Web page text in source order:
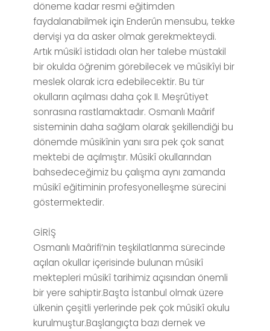
döneme kadar resmi eğitimden
faydalanabilmek için Enderûn mensubu, tekke
dervişi ya da asker olmak gerekmekteydi.
Artık mûsikî istidadı olan her talebe müstakil
bir okulda öğrenim görebilecek ve mûsikîyi bir
meslek olarak icra edebilecektir. Bu tür
okulların açılması daha çok II. Meşrûtiyet
sonrasına rastlamaktadır. Osmanlı Maârif
sisteminin daha sağlam olarak şekillendiği bu
dönemde mûsikînin yanı sıra pek çok sanat
mektebi de açılmıştır. Mûsikî okullarından
bahsedeceğimiz bu çalışma aynı zamanda
mûsikî eğitiminin profesyonelleşme sürecini
göstermektedir.
GİRİŞ
Osmanlı Maârifi’nin teşkilatlanma sürecinde
açılan okullar içerisinde bulunan mûsikî
mektepleri mûsikî tarihimiz açısından önemli
bir yere sahiptir.Başta İstanbul olmak üzere
ülkenin çeşitli yerlerinde pek çok mûsikî okulu
kurulmuştur.Başlangıçta bazı dernek ve